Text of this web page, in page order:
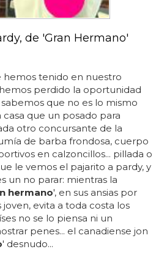
de 'Gran Hermano'
hemos tenido en nuestro
perdido la oportunidad
que no es lo mismo
que un posado para
otro concursante de la
de barba frondosa, cuerpo
en calzoncillos... pillada o
le vemos el pajarito a pardy, y
un no parar: mientras la
hermano', en sus ansias por
evita a toda costa los
no se lo piensa ni un
penes... el canadiense jon
' desnudo...